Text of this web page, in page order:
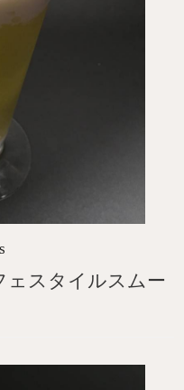
スタイルスムー